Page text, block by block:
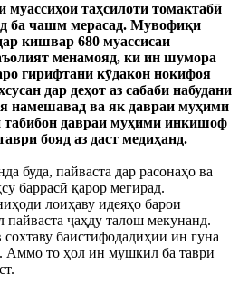
муассиҳои таҳсилоти томактабӣ
ба чашм мерасад. Мувофиқи
кишвар 680 муассисаи
менамояд, ки ин шумора
гирифтани кӯдакон нокифоя
дар деҳот аз сабаби набудани
намешавад ва як давраи муҳими
табибон давраи муҳими инкишоф
бояд аз даст медиҳанд.
буда, пайваста дар расонаҳо ва
баррасӣ қарор мегирад.
лоиҳаву идеяҳо барои
ҷаҳду талош мекунанд.
сохтаву баистифодадиҳии ин гуна
Аммо то ҳол ин мушкил ба таври